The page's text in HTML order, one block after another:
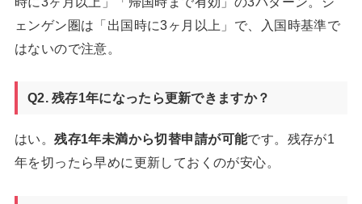
ェンゲン圏は「出国時に3ヶ月以上」で、入国時基準で
はないので注意。
Q2. 残存1年になったら更新できますか？
はい。残存1年未満から切替申請が可能です。残存が1
年を切ったら早めに更新しておくのが安心。